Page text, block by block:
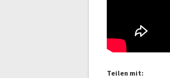
Teilen mit: